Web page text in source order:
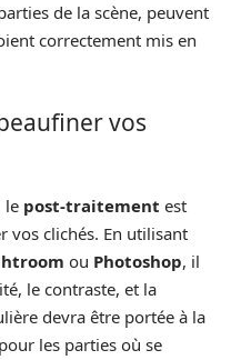
de la scène, peuvent
correctement mis en
vos
le post-traitement est
vos clichés. En utilisant
ou Photoshop, il
le contraste, et la
devra être portée à la
les parties où se